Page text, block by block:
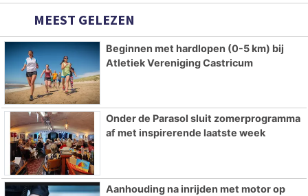
MEEST GELEZEN
Beginnen met hardlopen (0-5 km) bij
Atletiek Vereniging Castricum
Onder de Parasol sluit zomerprogramma
af met inspirerende laatste week
Aanhouding na inrijden met motor op